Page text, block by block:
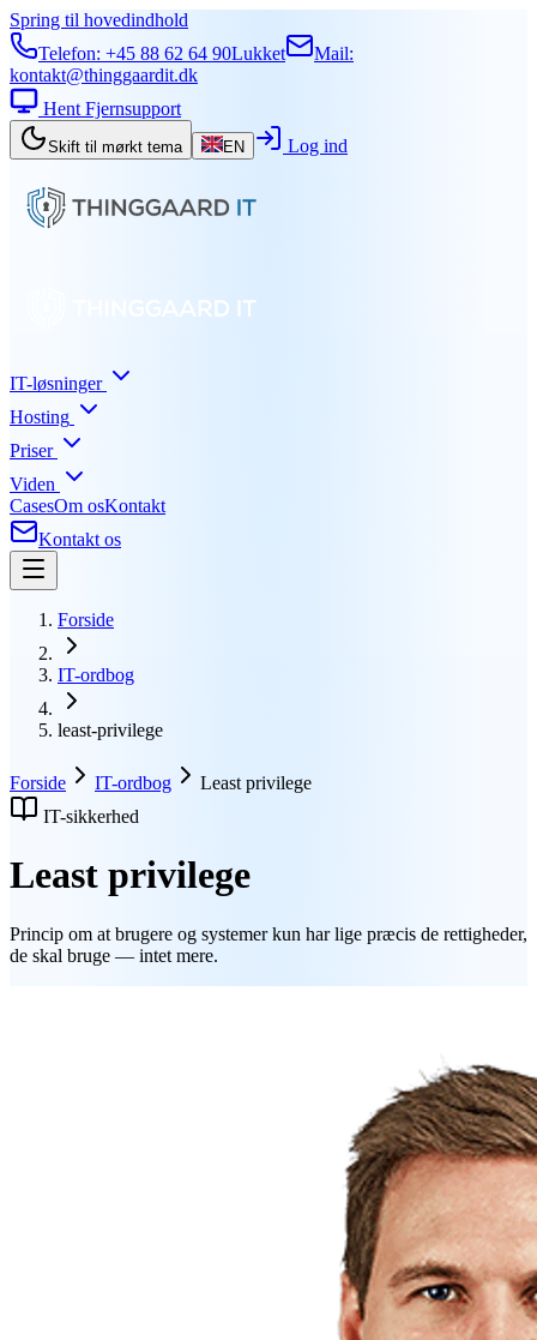
Spring til hovedindhold
Telefon: +45 88 62 64 90Lukket
Mail:
kontakt@thinggaardit.dk
Hent Fjernsupport
Skift til mørkt tema EN Log ind
IT-løsninger
Hosting
Priser
Viden
CasesOm osKontakt
Kontakt os
Forside
IT-ordbog
least-privilege
Forside IT-ordbog
Least privilege
IT-sikkerhed
Least privilege
Princip om at brugere og systemer kun har lige præcis de rettigheder,
de skal bruge — intet mere.